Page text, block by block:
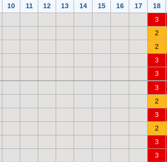
10 11 12 13 14 15 16 17 18
3
2
2
3
3
3
2
3
2
3
3